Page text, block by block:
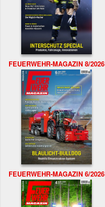
FEUERWEHR-MAGAZIN 8/2026
FEUERWEHR-MAGAZIN 6/2026